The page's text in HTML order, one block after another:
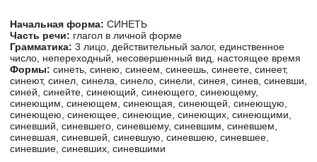
Начальная форма: СИНЕТЬ
Часть речи: глагол в личной форме
Грамматика: 3 лицо, действительный залог, единственное
число, непереходный, несовершенный вид, настоящее время
Формы: синеть, синею, синеем, синеешь, синеете, синеет,
синеют, синел, синела, синело, синели, синея, синев, синевши,
синей, синейте, синеющий, синеющего, синеющему,
синеющим, синеющем, синеющая, синеющей, синеющую,
синеющею, синеющее, синеющие, синеющих, синеющими,
синевший, синевшего, синевшему, синевшим, синевшем,
синевшая, синевшей, синевшую, синевшею, синевшее,
синевшие, синевших, синевшими